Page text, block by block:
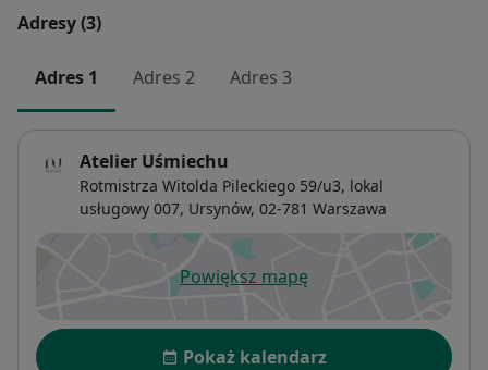
Adresy (3)
Adres 1 Adres 2 Adres 3
Atelier Uśmiechu
Rotmistrza Witolda Pileckiego 59/u3, lokal
usługowy 007, Ursynów, 02-781 Warszawa
Powiększ mapęotwiera się w nowej karcie
Dostępność
Pokaż kalendarz